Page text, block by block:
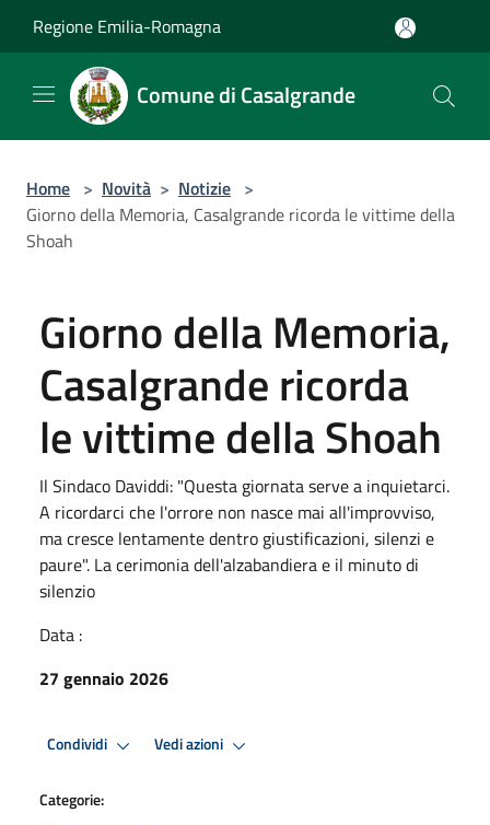
Regione Emilia-Romagna
Comune di Casalgrande
Home > Novità > Notizie >
Giorno della Memoria, Casalgrande ricorda le vittime della
Shoah
Giorno della Memoria,
Casalgrande ricorda
le vittime della Shoah
Il Sindaco Daviddi: "Questa giornata serve a inquietarci.
A ricordarci che l'orrore non nasce mai all'improvviso,
ma cresce lentamente dentro giustificazioni, silenzi e
paure". La cerimonia dell'alzabandiera e il minuto di
silenzio
Data :
27 gennaio 2026
Condividi Vedi azioni
Categorie: